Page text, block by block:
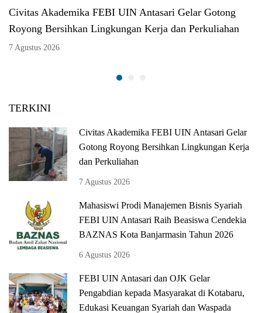
Civitas Akademika FEBI UIN Antasari Gelar Gotong
Royong Bersihkan Lingkungan Kerja dan Perkuliahan
7 Agustus 2026
TERKINI
Civitas Akademika FEBI UIN Antasari Gelar
Gotong Royong Bersihkan Lingkungan Kerja
dan Perkuliahan
7 Agustus 2026
Mahasiswi Prodi Manajemen Bisnis Syariah
FEBI UIN Antasari Raih Beasiswa Cendekia
BAZNAS Kota Banjarmasin Tahun 2026
6 Agustus 2026
FEBI UIN Antasari dan OJK Gelar
Pengabdian kepada Masyarakat di Kotabaru,
Edukasi Keuangan Syariah dan Waspada